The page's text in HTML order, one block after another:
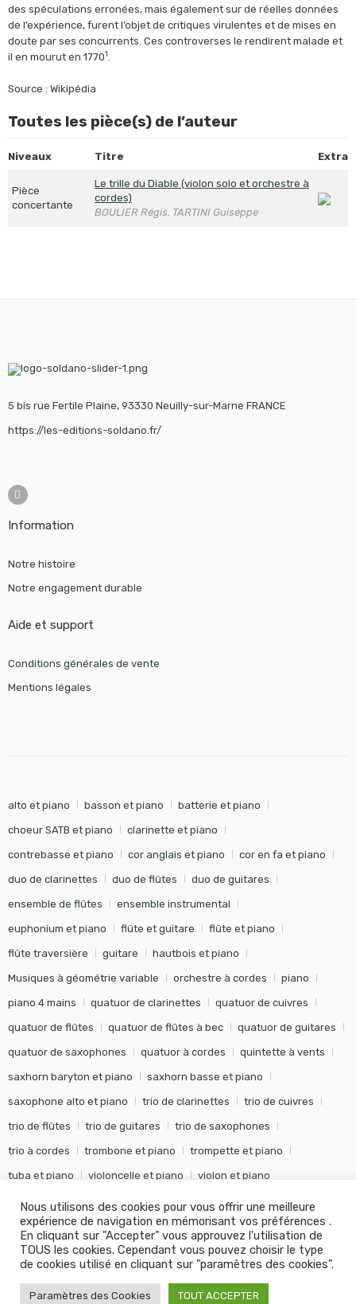
des spéculations erronées, mais également sur de réelles données
de l’expérience, furent l’objet de critiques virulentes et de mises en
doute par ses concurrents. Ces controverses le rendirent malade et
il en mourut en 17701.
Source : Wikipédia
Toutes les pièce(s) de l’auteur
Niveaux Titre Extra
Pièce
concertante
Le trille du Diable (violon solo et orchestre à
cordes)
BOULIER Régis, TARTINI Guiseppe
5 bis rue Fertile Plaine, 93330 Neuilly-sur-Marne FRANCE
https://les-editions-soldano.fr/
Information
Notre histoire
Notre engagement durable
Aide et support
Conditions générales de vente
Mentions légales
alto et piano basson et piano batterie et piano
choeur SATB et piano clarinette et piano
contrebasse et piano cor anglais et piano cor en fa et piano
duo de clarinettes duo de flûtes duo de guitares
ensemble de flûtes ensemble instrumental
euphonium et piano flûte et guitare flûte et piano
flûte traversière guitare hautbois et piano
Musiques à géométrie variable orchestre à cordes piano
piano 4 mains quatuor de clarinettes quatuor de cuivres
quatuor de flûtes quatuor de flûtes à bec quatuor de guitares
quatuor de saxophones quatuor à cordes quintette à vents
saxhorn baryton et piano saxhorn basse et piano
saxophone alto et piano trio de clarinettes trio de cuivres
trio de flûtes trio de guitares trio de saxophones
trio à cordes trombone et piano trompette et piano
tuba et piano violoncelle et piano violon et piano
© Editions Soldano - Tous droits réservés - Conception Khalid
KANOUF Agence Digitale
Nous utilisons des cookies pour vous offrir une meilleure
expérience de navigation en mémorisant vos préférences .
En cliquant sur "Accepter" vous approuvez l'utilisation de
TOUS les cookies. Cependant vous pouvez choisir le type
de cookies utilisé en cliquant sur "paramètres des cookies".
Paramètres des Cookies TOUT ACCEPTER